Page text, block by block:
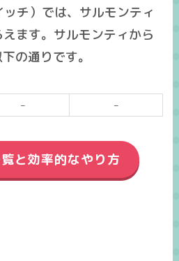
チ）では、サルモンティ
えます。サルモンティから
の通りです。
– –
と効率的なやり方